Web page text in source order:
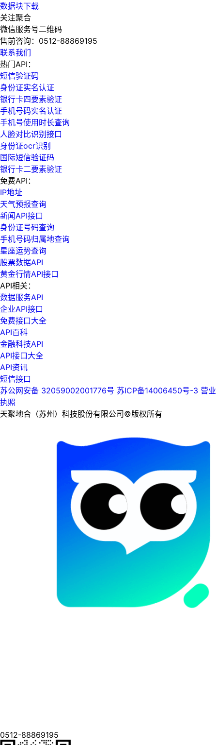
数据块下载
关注聚合
微信服务号二维码
售前咨询： 0512-88869195
联系我们
热门API：
短信验证码
身份证实名认证
银行卡四要素验证
手机号码实名认证
手机号使用时长查询
人脸对比识别接口
身份证ocr识别
国际短信验证码
银行卡二要素验证
免费API：
IP地址
天气预报查询
新闻API接口
身份证号码查询
手机号码归属地查询
星座运势查询
股票数据API
黄金行情API接口
API相关：
数据服务API
企业API接口
免费接口大全
API百科
金融科技API
API接口大全
API资讯
短信接口
苏公网安备 32059002001776号 苏ICP备14006450号-3 营业
执照
天聚地合（苏州）科技股份有限公司©版权所有
0512-88869195